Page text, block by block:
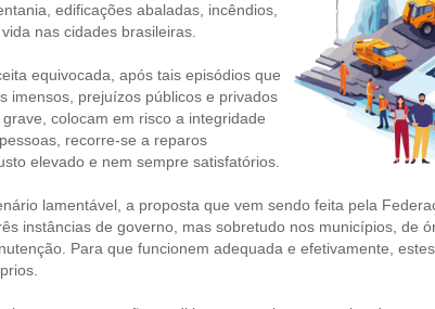
edificações abaladas, incêndios,
nas cidades brasileiras.
equivocada, após tais episódios que
imensos, prejuízos públicos e privados
colocam em risco a integridade
recorre-se a reparos
elevado e nem sempre satisfatórios.
lamentável, a proposta que vem sendo feita pela
instâncias de governo, mas sobretudo nos municípios, de
Para que funcionem adequada e efetivamente,